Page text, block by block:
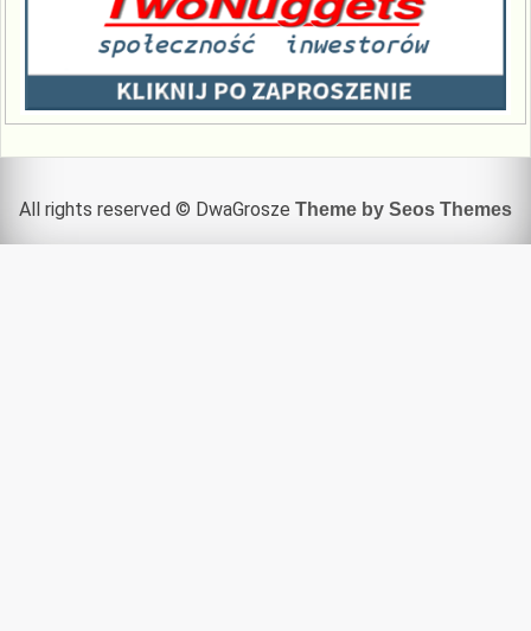
All rights reserved © DwaGrosze Theme by Seos Themes